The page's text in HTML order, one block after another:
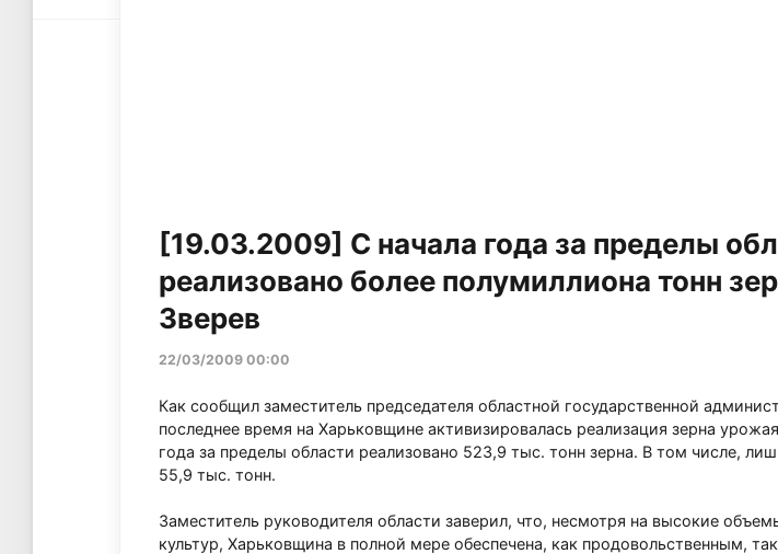
[19.03.2009] С начала года за пределы
реализовано более полумиллиона тонн
Зверев
22/03/2009 00:00
Как сообщил заместитель председателя областной государственной
последнее время на Харьковщине активизировалась реализация зерна
года за пределы области реализовано 523,9 тыс. тонн зерна. В том числе,
55,9 тыс. тонн.
Заместитель руководителя области заверил, что, несмотря на высокие
культур, Харьковщина в полной мере обеспечена, как продовольственным,